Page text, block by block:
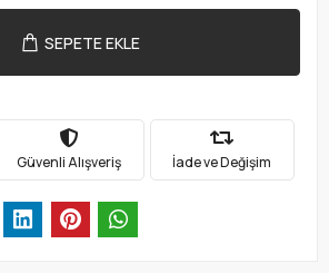
SEPETE EKLE
Güvenli Alışveriş İade ve Değişim